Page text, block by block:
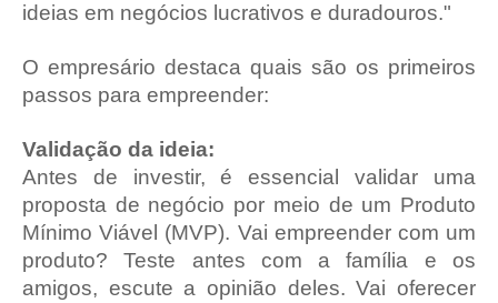
ideias em negócios lucrativos e duradouros."
O empresário destaca quais são os primeiros
passos para empreender:
Validação da ideia:
Antes de investir, é essencial validar uma
proposta de negócio por meio de um Produto
Mínimo Viável (MVP). Vai empreender com um
produto? Teste antes com a família e os
amigos, escute a opinião deles. Vai oferecer